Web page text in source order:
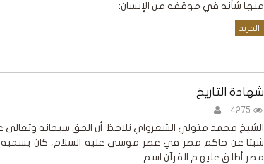
منها شأنه في موقفه من الإنسان:
المزيد
شهادة التاريخ
الشيخ محمد متولي الشعرواي نلاحظ أن الحق سبحانه وتعالى
شيئا عن حاكم مصر في عصر موسى عليه السلام، كان يسميه
مصر أطلق عليهم القرآن اسم